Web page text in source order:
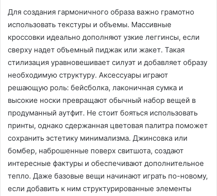
Для создания гармоничного образа важно грамотно
использовать текстуры и объемы․ Массивные
кроссовки идеально дополняют узкие леггинсы, если
сверху надет объемный пиджак или жакет․ Такая
стилизация уравновешивает силуэт и добавляет образу
необходимую структуру․ Аксессуары играют
решающую роль: бейсболка, лаконичная сумка и
высокие носки превращают обычный набор вещей в
продуманный аутфит․ Не стоит бояться использовать
принты, однако сдержанная цветовая палитра поможет
сохранить эстетику минимализма․ Джинсовка или
бомбер, наброшенные поверх свитшота, создают
интересные фактуры и обеспечивают дополнительное
тепло․ Даже базовые вещи начинают играть по-новому,
если добавить к ним структурированные элементы